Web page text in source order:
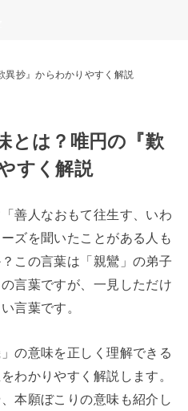
異抄』からわかりやすく解説
とは？唯円の『歎
すく解説
善人なおもて往生す 、いわ
ズを聞いたことがある人も
この言葉は「親鸞」の弟子
言葉ですが、一見しただけ
言葉です。
の意味を正しく理解できる
わかりやすく解説します。
本願ぼこりの意味も紹介し